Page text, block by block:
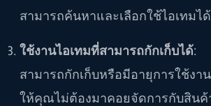
สามารถค้นหาและเลือกใช้ไอเทมไ
ใช้งานไอเทมที่สามารถกักเก็บได้:
สามารถกักเก็บหรือมีอายุการใช้ง
ให้คุณไม่ต้องมาคอยจัดการกับสินค้